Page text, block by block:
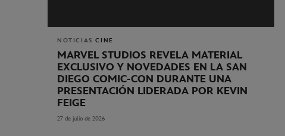
NOTICIAS CINE
MARVEL STUDIOS REVELA MATERIAL
EXCLUSIVO Y NOVEDADES EN LA SAN
DIEGO COMIC-CON DURANTE UNA
PRESENTACIÓN LIDERADA POR KEVIN
FEIGE
27 de julio de 2026